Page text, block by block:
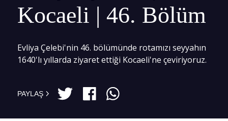
Kocaeli | 46. Bölüm
Evliya Çelebi'nin 46. bölümünde rotamızı seyyahın
1640'lı yıllarda ziyaret ettiği Kocaeli'ne çeviriyoruz.
PAYLAŞ